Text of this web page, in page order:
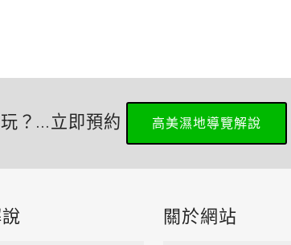
？...立即預約 高美濕地導覽解說
關於網站